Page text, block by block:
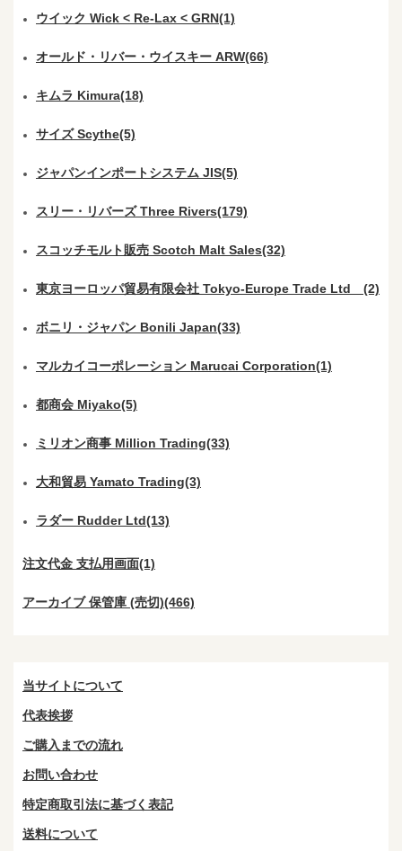
ウイック Wick < Re-Lax < GRN(1)
オールド・リバー・ウイスキー ARW(66)
キムラ Kimura(18)
サイズ Scythe(5)
ジャパンインポートシステム JIS(5)
スリー・リバーズ Three Rivers(179)
スコッチモルト販売 Scotch Malt Sales(32)
東京ヨーロッパ貿易有限会社 Tokyo-Europe Trade Ltd (2)
ボニリ・ジャパン Bonili Japan(33)
マルカイコーポレーション Marucai Corporation(1)
都商会 Miyako(5)
ミリオン商事 Million Trading(33)
大和貿易 Yamato Trading(3)
ラダー Rudder Ltd(13)
注文代金 支払用画面(1)
アーカイブ 保管庫 (売切)(466)
当サイトについて
代表挨拶
ご購入までの流れ
お問い合わせ
特定商取引法に基づく表記
送料について